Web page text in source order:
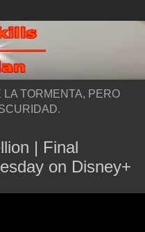
LA TORMENTA, PERO
| Final
on Disney+